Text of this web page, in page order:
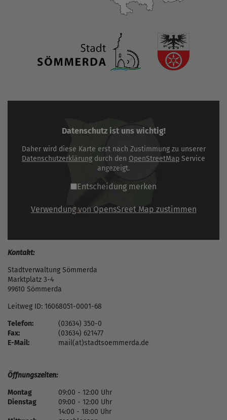
Datenschutz ist uns wichtig!
Daher wird diese Karte erst nach Zustimmung zu unserer
Datenschutzerklärung durch den OpenStreetMap Service
angezeigt.
Entscheidung merken
Verwendung von OpensSreet Map zustimmen
Kontakt:
Stadtverwaltung Sömmerda
Marktplatz 3-4
99610 Sömmerda
Leitweg ID: 16068051-0001-68
Telefon:
(03634) 350-0
Fax:
(03634) 621477
E-Mail:
mail(at)stadtsoemmerda.de
Öffnungszeiten:
Montag
09:00 - 12:00 Uhr
Dienstag
09:00 - 12:00 Uhr
14:00 - 18:00 Uhr